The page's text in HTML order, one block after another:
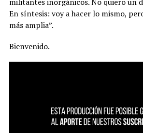
En síntesis: voy a hacer lo mismo,
más amplia”.
Bienvenido.